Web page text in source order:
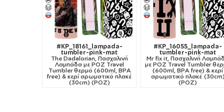
#KP_18161_lampada-
tumbler-pink-mat
The Dadalorian, Πασχαλινή
Λαμπάδα με ΡΟΖ Travel
Tumbler θερμό (600ml, BPA
free) & κερί αρωματικό πλακέ
(30cm) (ΡΟΖ)
#KP_16055_lampada-
tumbler-pink-mat
Mr fix it, Πασχαλινή
με ΡΟΖ Travel Tumbler
(600ml, BPA free) & κερί
αρωματικό πλακέ (30cm)
(ΡΟΖ)